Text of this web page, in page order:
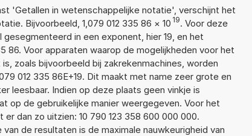
'Getallen in wetenschappelijke notatie', verschijnt het
Bijvoorbeeld, 1,079 012 335 86 × 10 19. Voor deze
in een exponent, hier 19, en het
86. Voor apparaten waarop de mogelijkheden voor het
zoals bijvoorbeeld bij zakrekenmachines, worden
012 335 86E+19. Dit maakt met name zeer grote en
leesbaar. Indien op deze plaats geen vinkje is
op de gebruikelijke manier weergegeven. Voor het
dan zo uitzien: 10 790 123 358 600 000 000.
de resultaten is de maximale nauwkeurigheid van